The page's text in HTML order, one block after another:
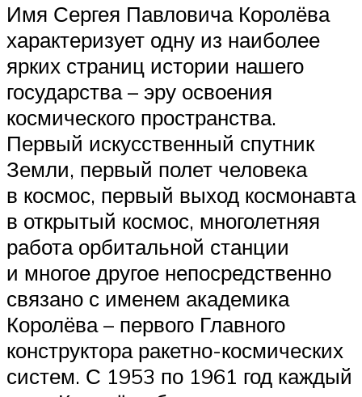
Имя Сергея Павловича Королёва
характеризует одну из наиболее
ярких страниц истории нашего
государства – эру освоения
космического пространства.
Первый искусственный спутник
Земли, первый полет человека
в космос, первый выход космонавта
в открытый космос, многолетняя
работа орбитальной станции
и многое другое непосредственно
связано с именем академика
Королёва – первого Главного
конструктора ракетно-космических
систем. С 1953 по 1961 год каждый